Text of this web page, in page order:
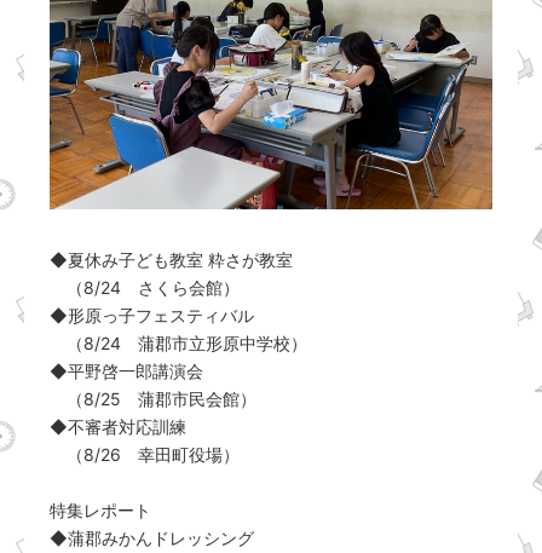
◆夏休み子ども教室 粋さが教室
（8/24 さくら会館）
◆形原っ子フェスティバル
（8/24 蒲郡市立形原中学校）
◆平野啓一郎講演会
（8/25 蒲郡市民会館）
◆不審者対応訓練
（8/26 幸田町役場）
特集レポート
◆蒲郡みかんドレッシング